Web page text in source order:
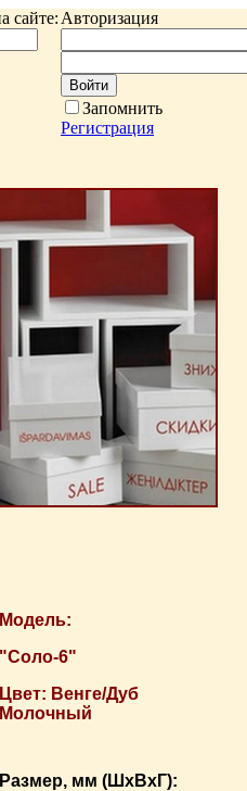
сайте: Авторизация
Запомнить
Регистрация
Модель:
"Соло-6"
Цвет: Венге/Дуб
Молочный
Размер, мм (ШхВхГ):